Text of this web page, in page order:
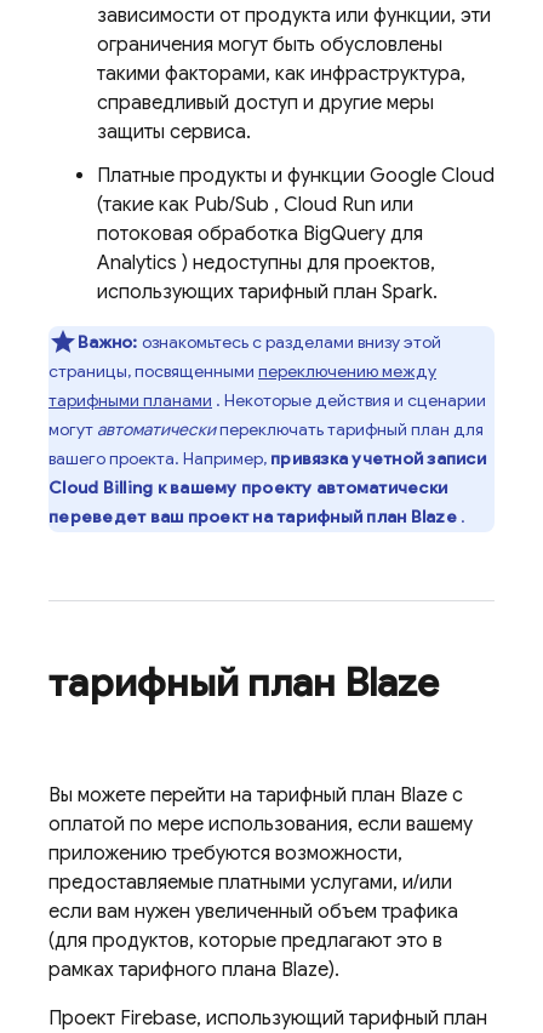
зависимости от продукта или функции, эти
ограничения могут быть обусловлены
такими факторами, как инфраструктура,
справедливый доступ и другие меры
защиты сервиса.
Платные продукты и функции Google Cloud
(такие как Pub/Sub , Cloud Run или
потоковая обработка BigQuery для
Analytics ) недоступны для проектов,
использующих тарифный план Spark.
Важно: ознакомьтесь с разделами внизу этой
страницы, посвященными переключению между
тарифными планами . Некоторые действия и сценарии
могут автоматическипереключать тарифный план для
вашего проекта. Например, привязка учетной записи
Cloud Billing к вашему проекту автоматически
переведет ваш проект на тарифный план Blaze.
тарифный план Blaze
Вы можете перейти на тарифный план Blaze с
оплатой по мере использования, если вашему
приложению требуются возможности,
предоставляемые платными услугами, и/или
если вам нужен увеличенный объем трафика
(для продуктов, которые предлагают это в
рамках тарифного плана Blaze).
Проект Firebase, использующий тарифный план